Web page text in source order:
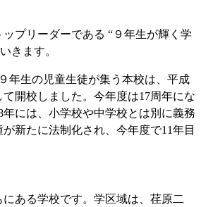
プリーダーである “９年生が輝く学
きます。
年生の児童生徒が集う本校は、平成
開校しました。今年度は17周年にな
年には、小学校や中学校とは別に義務
新たに法制化され、今年度で11年目
ある学校です。学区域は、荏原二